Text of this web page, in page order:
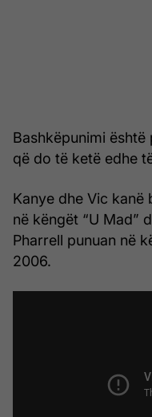
Bashkëpunimi është
që do të ketë edhe
Kanye dhe Vic kanë
në këngët “U Mad”
Pharrell punuan në
2006.